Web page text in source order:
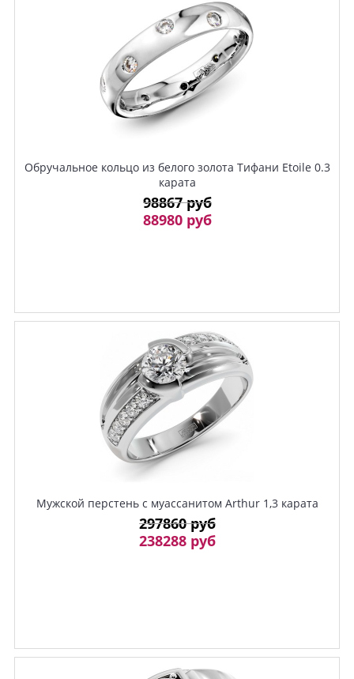
Обручальное кольцо из белого золота Тифани Etoile 0.3
карата
98867 руб
88980 руб
Мужской перстень с муассанитом Arthur 1,3 карата
297860 руб
238288 руб